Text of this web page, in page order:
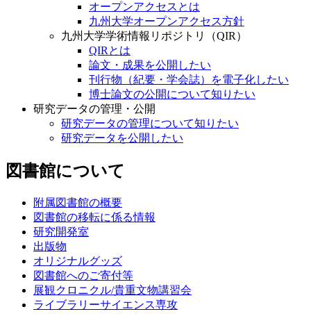
オープンアクセスとは
九州大学オープンアクセス方針
九州大学学術情報リポジトリ（QIR）
QIRとは
論文・成果を公開したい
刊行物（紀要・学会誌）を電子化したい
博士論文の公開について知りたい
研究データの管理・公開
研究データの管理について知りたい
研究データを公開したい
図書館について
附属図書館の概要
図書館の移転に係る情報
研究開発室
出版物
オリジナルグッズ
図書館へのご寄付等
展観クロニクル/貴重文物講習会
ライブラリーサイエンス専攻